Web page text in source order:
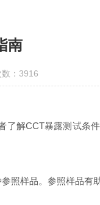
南
：3916
CCT暴露测试条
样品。参照样品有